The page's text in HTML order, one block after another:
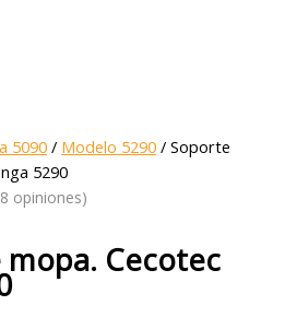
5090/ Modelo 5290 / Soporte
5290
opiniones)
Cecotec